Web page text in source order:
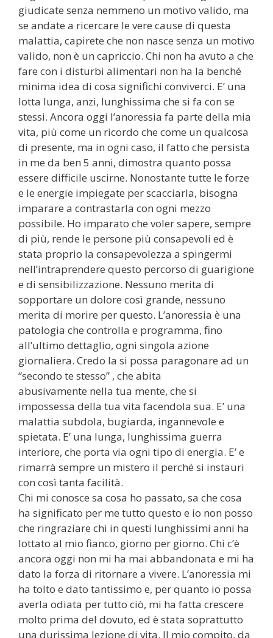
giudicate senza nemmeno un motivo valido, ma
se andate a ricercare le vere cause di questa
malattia, capirete che non nasce senza un motivo
valido, non è un capriccio. Chi non ha avuto a che
fare con i disturbi alimentari non ha la benché
minima idea di cosa significhi conviverci. E’ una
lotta lunga, anzi, lunghissima che si fa con se
stessi. Ancora oggi l’anoressia fa parte della mia
vita, più come un ricordo che come un qualcosa
di presente, ma in ogni caso, il fatto che persista
in me da ben 5 anni, dimostra quanto possa
essere difficile uscirne. Nonostante tutte le forze
e le energie impiegate per scacciarla, bisogna
imparare a contrastarla con ogni mezzo
possibile. Ho imparato che voler sapere, sempre
di più, rende le persone più consapevoli ed è
stata proprio la consapevolezza a spingermi
nell’intraprendere questo percorso di guarigione
e di sensibilizzazione. Nessuno merita di
sopportare un dolore così grande, nessuno
merita di morire per questo. L’anoressia è una
patologia che controlla e programma, fino
all’ultimo dettaglio, ogni singola azione
giornaliera. Credo la si possa paragonare ad un
“secondo te stesso” , che abita
abusivamente nella tua mente, che si
impossessa della tua vita facendola sua. E’ una
malattia subdola, bugiarda, ingannevole e
spietata. E’ una lunga, lunghissima guerra
interiore, che porta via ogni tipo di energia. E’ e
rimarrà sempre un mistero il perché si instauri
con così tanta facilità.
Chi mi conosce sa cosa ho passato, sa che cosa
ha significato per me tutto questo e io non posso
che ringraziare chi in questi lunghissimi anni ha
lottato al mio fianco, giorno per giorno. Chi c’è
ancora oggi non mi ha mai abbandonata e mi ha
dato la forza di ritornare a vivere. L’anoressia mi
ha tolto e dato tantissimo e, per quanto io possa
averla odiata per tutto ciò, mi ha fatta crescere
molto prima del dovuto, ed è stata soprattutto
una durissima lezione di vita. Il mio compito, da